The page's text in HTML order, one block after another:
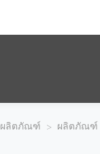
ผลิตภัณฑ์ > ผลิตภัณฑ์